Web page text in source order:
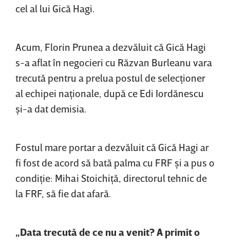
cel al lui Gică Hagi.
Acum, Florin Prunea a dezvăluit că Gică Hagi
s-a aflat în negocieri cu Răzvan Burleanu vara
trecută pentru a prelua postul de selecţioner
al echipei naţionale, după ce Edi Iordănescu
şi-a dat demisia.
Fostul mare portar a dezvăluit că Gică Hagi ar
fi fost de acord să bată palma cu FRF şi a pus o
condiţie: Mihai Stoichiţă, directorul tehnic de
la FRF, să fie dat afară.
„Data trecută de ce nu a venit? A primit o